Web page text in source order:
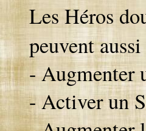
Les Héros
peuvent
- Augmenter
- Activer un